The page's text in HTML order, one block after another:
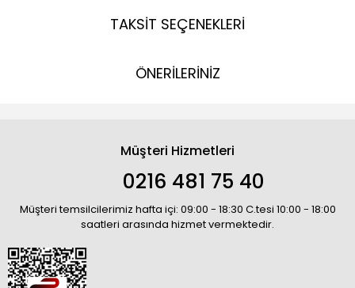
TAKSİT SEÇENEKLERİ
ÖNERİLERİNİZ
Müşteri Hizmetleri
0216 481 75 40
Müşteri temsilcilerimiz hafta içi: 09:00 - 18:30 C.tesi 10:00 - 18:00
saatleri arasında hizmet vermektedir.